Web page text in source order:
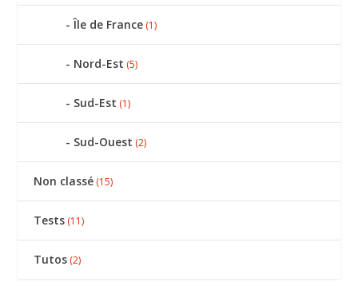
Île de France (1)
Nord-Est (5)
Sud-Est (1)
Sud-Ouest (2)
Non classé (15)
Tests (11)
Tutos (2)